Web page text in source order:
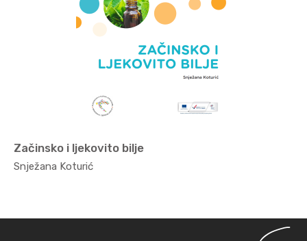
Začinsko i ljekovito bilje
Snježana Koturić